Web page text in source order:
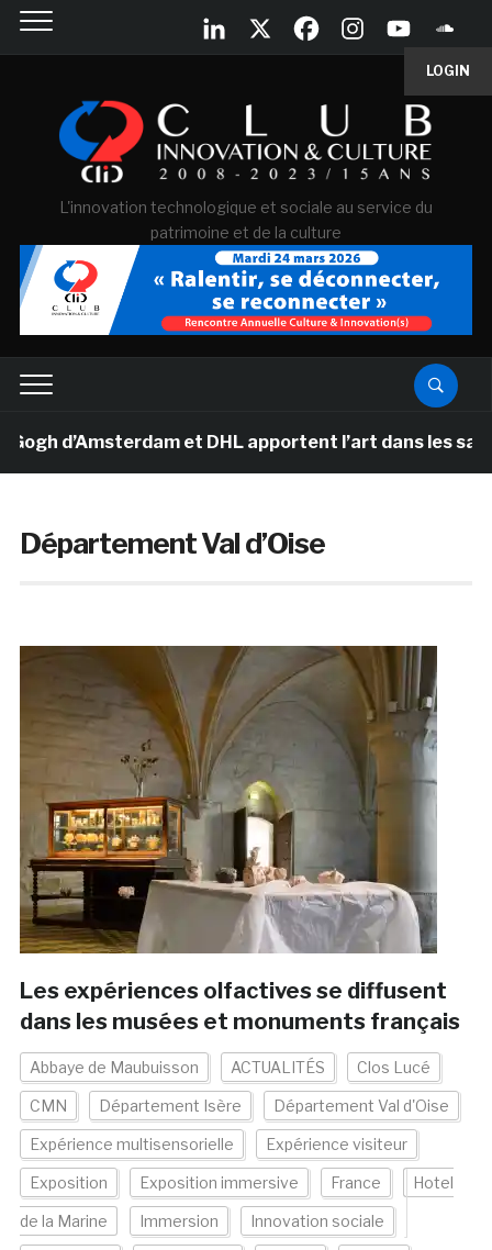
LOGIN
L'innovation technologique et sociale au service du
patrimoine et de la culture
d’Amsterdam et DHL apportent l’art dans les salles
Département Val d’Oise
Les expériences olfactives se diffusent
dans les musées et monuments français
Abbaye de Maubuisson ACTUALITÉS Clos Lucé
CMN Département Isère Département Val d'Oise
Expérience multisensorielle Expérience visiteur
Exposition Exposition immersive France Hotel
de la Marine Immersion Innovation sociale